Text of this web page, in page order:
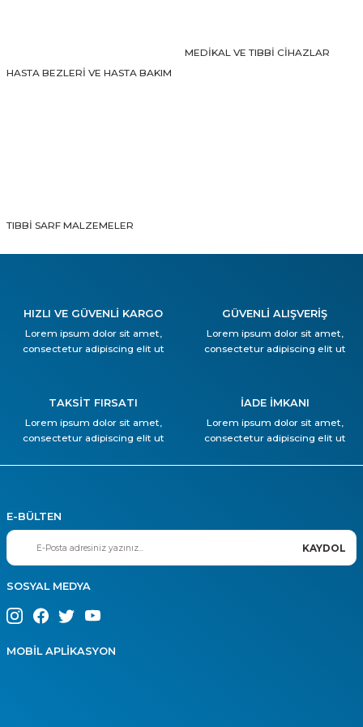
HASTA BEZLERİ VE HASTA BAKIM
MEDİKAL VE TIBBİ CİHAZLAR
TIBBİ SARF MALZEMELER
HIZLI VE GÜVENLİ KARGO
Lorem ipsum dolor sit amet,
consectetur adipiscing elit ut
GÜVENLİ ALIŞVERİŞ
Lorem ipsum dolor sit amet,
consectetur adipiscing elit ut
TAKSİT FIRSATI
Lorem ipsum dolor sit amet,
consectetur adipiscing elit ut
İADE İMKANI
Lorem ipsum dolor sit amet,
consectetur adipiscing elit ut
E-BÜLTEN
KAYDOL
SOSYAL MEDYA
MOBİL APLİKASYON